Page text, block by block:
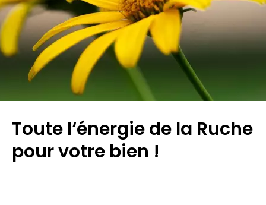
Toute l‘énergie de la Ruche
pour votre bien !